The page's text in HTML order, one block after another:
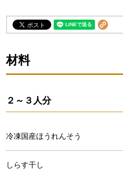
材料
２～３人分
冷凍国産ほうれんそう
しらす干し